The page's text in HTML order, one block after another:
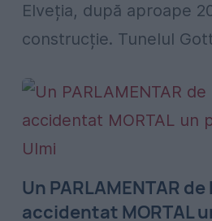
Elveția, după aproape
construcție. Tunelul
Un PARLAMENTAR
accidentat MORTAL